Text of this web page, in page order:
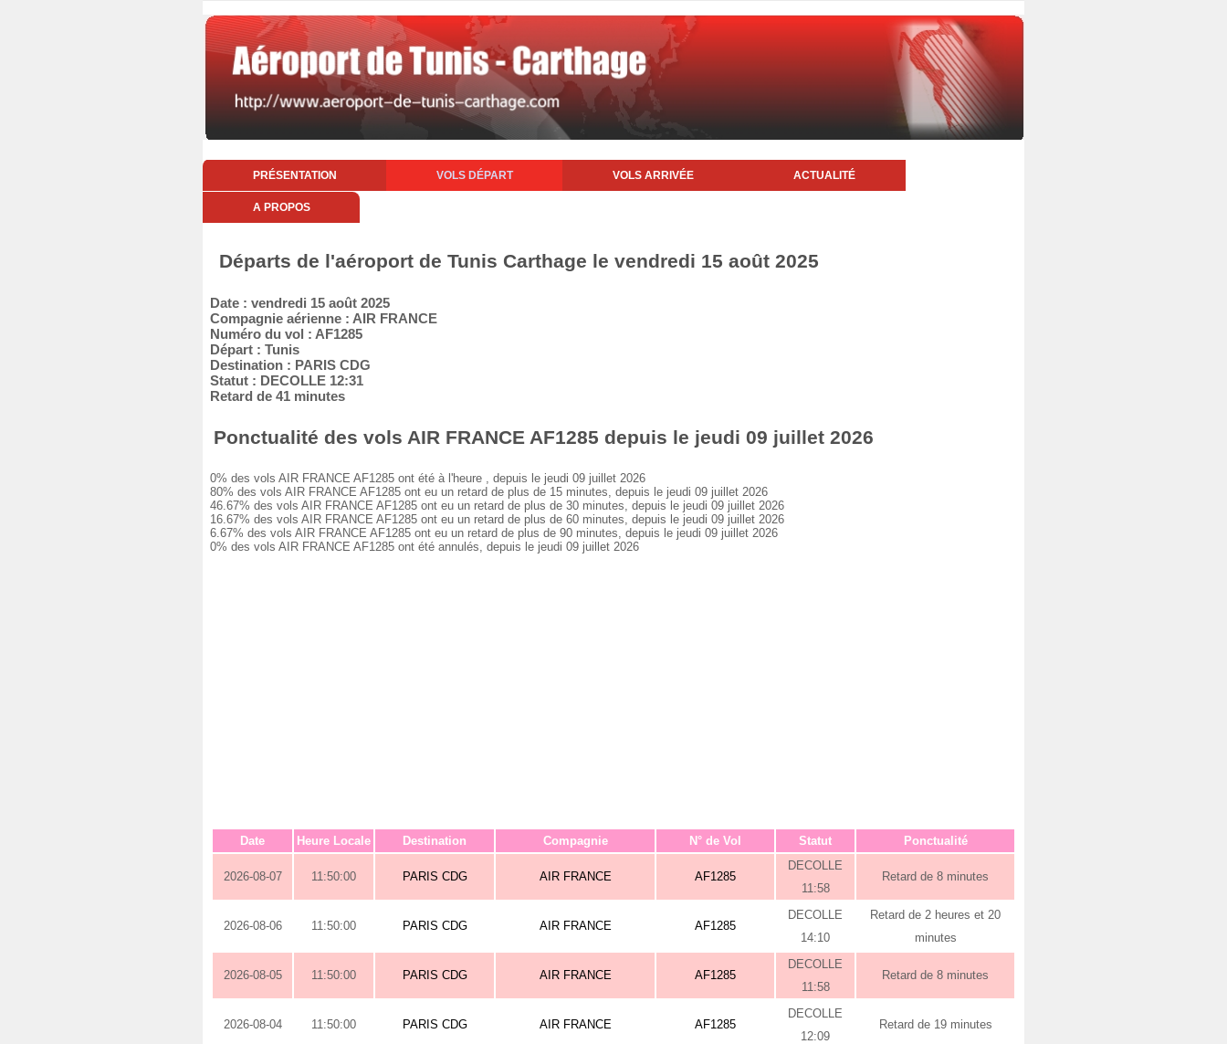
PRÉSENTATION VOLS DÉPART VOLS ARRIVÉE ACTUALITÉ
A PROPOS
Départs de l'aéroport de Tunis Carthage le vendredi 15 août 2025
Date : vendredi 15 août 2025
Compagnie aérienne : AIR FRANCE
Numéro du vol : AF1285
Départ : Tunis
Destination : PARIS CDG
Statut : DECOLLE 12:31
Retard de 41 minutes
Ponctualité des vols AIR FRANCE AF1285 depuis le jeudi 09 juillet 2026
0% des vols AIR FRANCE AF1285 ont été à l'heure , depuis le jeudi 09 juillet 2026
80% des vols AIR FRANCE AF1285 ont eu un retard de plus de 15 minutes, depuis le jeudi 09 juillet 2026
46.67% des vols AIR FRANCE AF1285 ont eu un retard de plus de 30 minutes, depuis le jeudi 09 juillet 2026
16.67% des vols AIR FRANCE AF1285 ont eu un retard de plus de 60 minutes, depuis le jeudi 09 juillet 2026
6.67% des vols AIR FRANCE AF1285 ont eu un retard de plus de 90 minutes, depuis le jeudi 09 juillet 2026
0% des vols AIR FRANCE AF1285 ont été annulés, depuis le jeudi 09 juillet 2026
Date Heure Locale Destination Compagnie N° de Vol Statut Ponctualité
2026-08-07 11:50:00 PARIS CDG AIR FRANCE AF1285
DECOLLE
11:58
Retard de 8 minutes
2026-08-06 11:50:00 PARIS CDG AIR FRANCE AF1285
DECOLLE
14:10
Retard de 2 heures et 20
minutes
2026-08-05 11:50:00 PARIS CDG AIR FRANCE AF1285
DECOLLE
11:58
Retard de 8 minutes
2026-08-04 11:50:00 PARIS CDG AIR FRANCE AF1285
DECOLLE
12:09
Retard de 19 minutes